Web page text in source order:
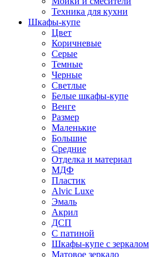
Техника для кухни
Шкафы-купе
Цвет
Коричневые
Серые
Темные
Черные
Светлые
Белые шкафы-купе
Венге
Размер
Маленькие
Большие
Средние
Отделка и материал
МДФ
Пластик
Alvic Luxe
Эмаль
Акрил
ДСП
С патиной
Шкафы-купе с зеркалом
Матовое зеркало